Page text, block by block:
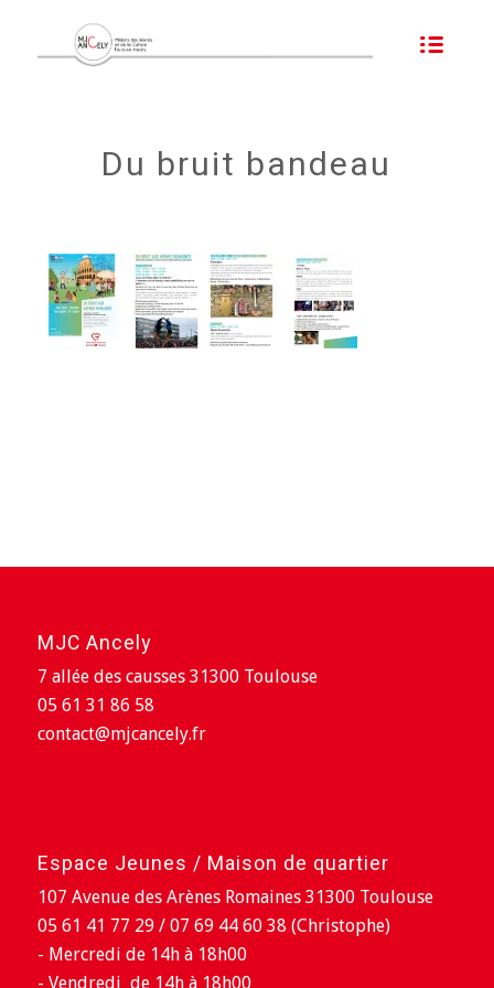
Du bruit bandeau
MJC Ancely
7 allée des causses 31300 Toulouse
05 61 31 86 58
contact@mjcancely.fr
Espace Jeunes / Maison de quartier
107 Avenue des Arènes Romaines 31300 Toulouse
05 61 41 77 29 / 07 69 44 60 38 (Christophe)
- Mercredi de 14h à 18h00
- Vendredi de 14h à 18h00